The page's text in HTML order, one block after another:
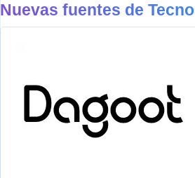
Nuevas fuentes de Tecno